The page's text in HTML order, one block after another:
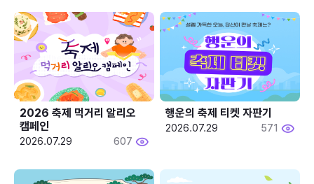
2026 축제 먹거리 알리오
캠페인
2026.07.29 607
행운의 축제 티켓 자판기
2026.07.29 571